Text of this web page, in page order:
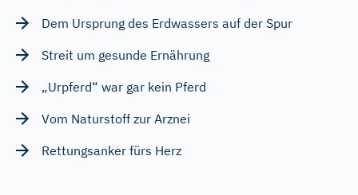
Dem Ursprung des Erdwassers auf der Spur
Streit um gesunde Ernährung
„Urpferd“ war gar kein Pferd
Vom Naturstoff zur Arznei
Rettungsanker fürs Herz